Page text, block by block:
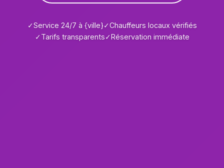
✓Service 24/7 à {ville}✓Chauffeurs locaux vérifiés
✓Tarifs transparents✓Réservation immédiate